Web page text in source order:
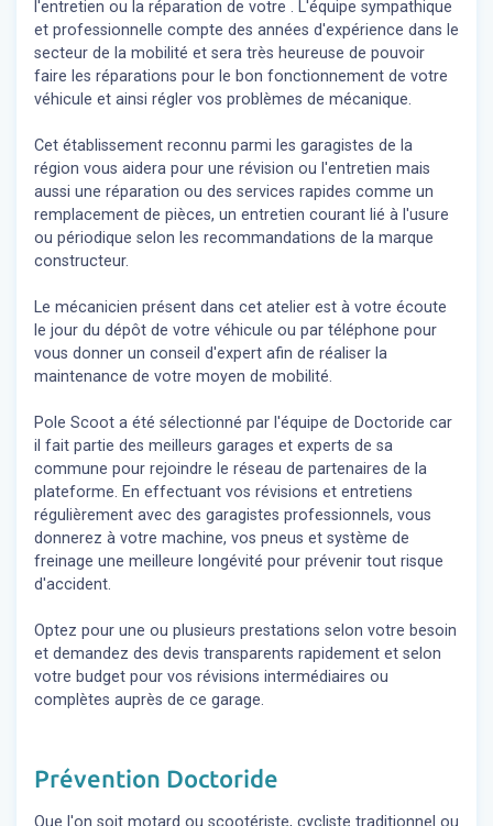
l'entretien ou la réparation de votre . L'équipe sympathique
et professionnelle compte des années d'expérience dans le
secteur de la mobilité et sera très heureuse de pouvoir
faire les réparations pour le bon fonctionnement de votre
véhicule et ainsi régler vos problèmes de mécanique.
Cet établissement reconnu parmi les garagistes de la
région vous aidera pour une révision ou l'entretien mais
aussi une réparation ou des services rapides comme un
remplacement de pièces, un entretien courant lié à l'usure
ou périodique selon les recommandations de la marque
constructeur.
Le mécanicien présent dans cet atelier est à votre écoute
le jour du dépôt de votre véhicule ou par téléphone pour
vous donner un conseil d'expert afin de réaliser la
maintenance de votre moyen de mobilité.
Pole Scoot a été sélectionné par l'équipe de Doctoride car
il fait partie des meilleurs garages et experts de sa
commune pour rejoindre le réseau de partenaires de la
plateforme. En effectuant vos révisions et entretiens
régulièrement avec des garagistes professionnels, vous
donnerez à votre machine, vos pneus et système de
freinage une meilleure longévité pour prévenir tout risque
d'accident.
Optez pour une ou plusieurs prestations selon votre besoin
et demandez des devis transparents rapidement et selon
votre budget pour vos révisions intermédiaires ou
complètes auprès de ce garage.
Prévention Doctoride